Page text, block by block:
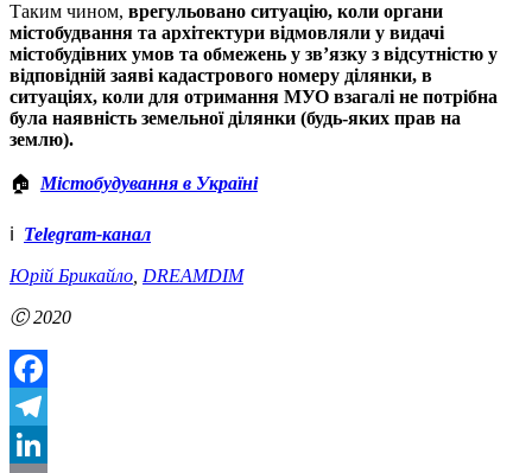
Таким чином, врегульовано ситуацію, коли органи
містобудвання та архітектури відмовляли у видачі
містобудівних умов та обмежень у зв’язку з відсутністю у
відповідній заяві кадастрового номеру ділянки, в
ситуаціях, коли для отримання МУО взагалі не потрібна
була наявність земельної ділянки (будь-яких прав на
землю).
🏠 Містобудування в Україні
ℹ️ Telegram-канал
Юрій Брикайло DREAMDIM
Ⓒ 2020
Facebook
Telegram